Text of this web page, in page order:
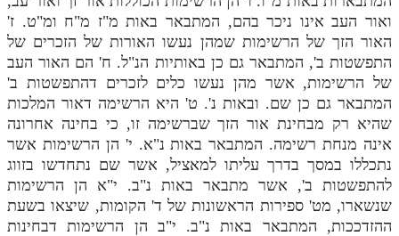
תלמוד עשר הספירות חלק יא
תלמוד עשר הספירות חלק יב
תלמוד עשר הספירות חלק יג
תלמוד עשר הספירות חלק יד
תלמוד עשר הספירות חלק טו
תלמוד עשר הספירות חלק טז
בית שער הכוונות
ואור העב אינו ניכר בהם, המתבאר באות מ"ז מ"ח ומ"ט. ז'
האור הזך של הרשימות שמהן נעשו האורות של הזכרים של
התפשטות ב', המתבאר גם כן באותיות הנ"ל. ח' הם האור העב
של הרשימות, אשר מהן נעשו כלים לזכרים דהתפשטות ב'
המתבאר גם כן שם. ובאות נ'. ט' היא הרשימה דאור המלכות
שהיא רק מבחינת אור הזך שברשימה זו, כי בחינה אחרונה
אינה מנחת רשימה. המתבאר באות נ"א. י' הן הרשימות אשר
נתכללו במסך בדרך עליתו למאציל, אשר שם נתחדשו בזווג
להתפשטות ב', אשר מתבאר באות נ"ב. י"א הן הרשימות
שנשארו, מט' ספירות הראשונות של ד' הקומות, שיצאו בשעת
ההזדככות, המתבאר באות נ"ב. י"ב הן הרשימות דבחינות